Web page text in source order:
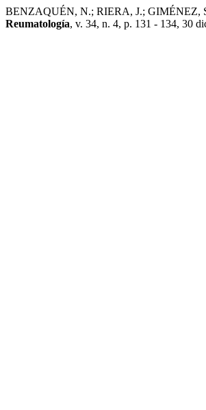
BENZAQUÉN, N.; RIERA, J.; GIMÉNEZ,
Reumatología, v. 34, n. 4, p. 131 - 134, 30